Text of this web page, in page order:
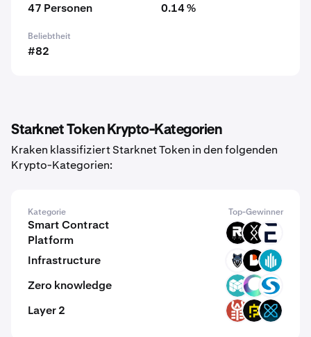
47 Personen 0.14 %
Beliebtheit
#82
Starknet Token Krypto-Kategorien
Kraken klassifiziert Starknet Token in den folgenden
Krypto-Kategorien:
Kategorie Top-Gewinner
Smart Contract
Platform
ROOT DRC EVR
Infrastructure TRN BICO GWEI
Zero knowledge MCH SYS
Layer 2 SFI BFIC XFI